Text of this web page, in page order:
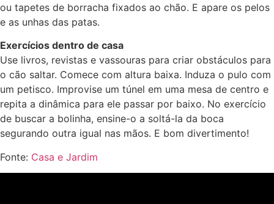
ou tapetes de borracha fixados ao chão. E apare os pelos
e as unhas das patas.
Exercícios dentro de casa
Use livros, revistas e vassouras para criar obstáculos para
o cão saltar. Comece com altura baixa. Induza o pulo com
um petisco. Improvise um túnel em uma mesa de centro e
repita a dinâmica para ele passar por baixo. No exercício
de buscar a bolinha, ensine-o a soltá-la da boca
segurando outra igual nas mãos. E bom divertimento!
Fonte: Casa e Jardim